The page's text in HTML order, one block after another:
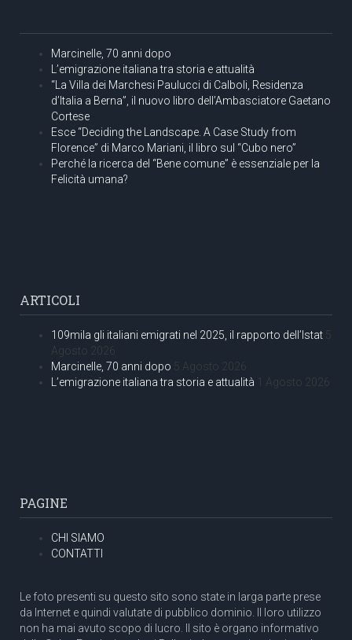
Marcinelle, 70 anni dopo
L’emigrazione italiana tra storia e attualità
“La Villa dei Marchesi Paulucci di Calboli, Residenza
d’Italia a Berna”, il nuovo libro dell’Ambasciatore Gaetano
Cortese
Esce “Deciding the Landscape. A Case Study from
Florence” di Marco Mariani, il libro sul “Cubo nero”
Perché la ricerca del “Bene comune” è essenziale per la
Felicità umana?
ARTICOLI
109mila gli italiani emigrati nel 2025, il rapporto dell’Istat 5
Agosto 2026
Marcinelle, 70 anni dopo 5 Agosto 2026
L’emigrazione italiana tra storia e attualità 1 Agosto 2026
PAGINE
CHI SIAMO
CONTATTI
Le foto presenti su questo sito sono state in larga parte prese
da Internet e quindi valutate di pubblico dominio. Il loro utilizzo
non ha mai avuto scopo di lucro. Il sito è organo informativo